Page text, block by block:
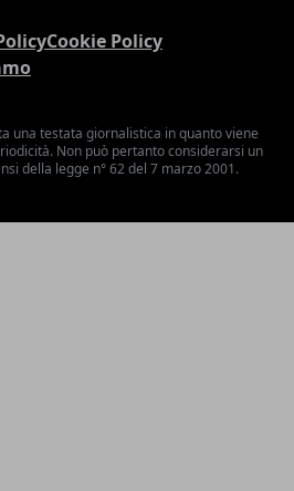
Cookie Policy
una testata giornalistica in quanto viene
Non può pertanto considerarsi un
della legge n° 62 del 7 marzo 2001.